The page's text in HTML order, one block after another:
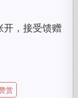
，接受馈赠
赏